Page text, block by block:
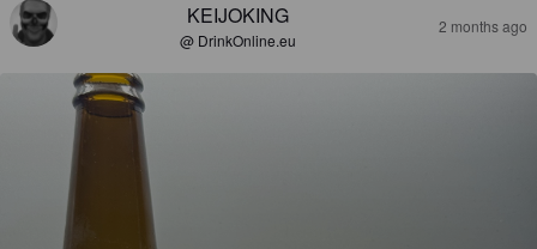
KEIJOKING
@ DrinkOnline.eu
2 months ago